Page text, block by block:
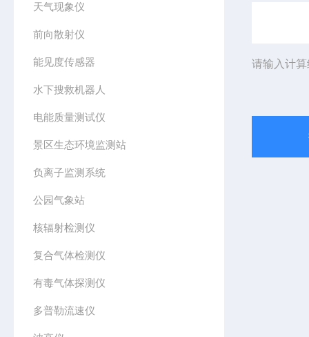
天气现象仪
前向散射仪
能见度传感器
水下搜救机器人
电能质量测试仪
景区生态环境监测站
负离子监测系统
公园气象站
核辐射检测仪
复合气体检测仪
有毒气体探测仪
多普勒流速仪
请输入计